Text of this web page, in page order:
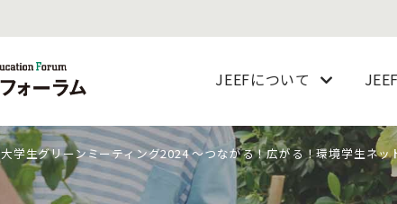
JEEFについて
大学生グリーンミーティング2024 ～つながる！広がる！環境学生ネ